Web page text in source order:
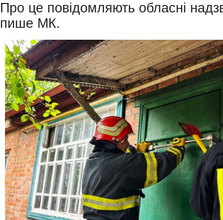
Про це повідомляють обласні
пише МК.